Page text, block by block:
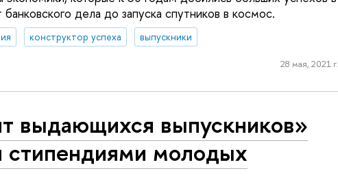
дела до запуска спутников в космос.
конструктор успеха
выпускники
28 мая, 2021 г.
выдающихся выпускников»
молодых